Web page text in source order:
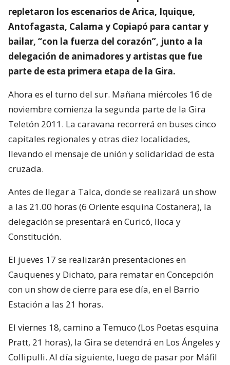
repletaron los escenarios de Arica, Iquique,
Antofagasta, Calama y Copiapó para cantar y
bailar, “con la fuerza del corazón”, junto a la
delegación de animadores y artistas que fue
parte de esta primera etapa de la Gira.
Ahora es el turno del sur. Mañana miércoles 16 de
noviembre comienza la segunda parte de la Gira
Teletón 2011. La caravana recorrerá en buses cinco
capitales regionales y otras diez localidades,
llevando el mensaje de unión y solidaridad de esta
cruzada.
Antes de llegar a Talca, donde se realizará un show
a las 21.00 horas (6 Oriente esquina Costanera), la
delegación se presentará en Curicó, Iloca y
Constitución.
El jueves 17 se realizarán presentaciones en
Cauquenes y Dichato, para rematar en Concepción
con un show de cierre para ese día, en el Barrio
Estación a las 21 horas.
El viernes 18, camino a Temuco (Los Poetas esquina
Pratt, 21 horas), la Gira se detendrá en Los Ángeles y
Collipulli. Al día siguiente, luego de pasar por Máfil